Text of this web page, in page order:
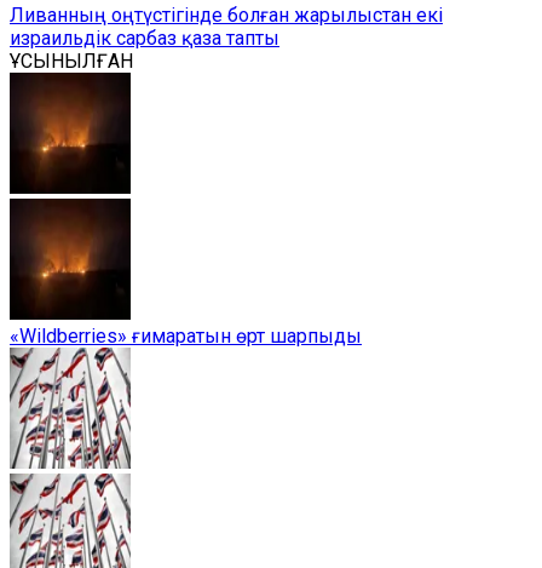
Ливанның оңтүстігінде болған жарылыстан екі
израильдік сарбаз қаза тапты
ҰСЫНЫЛҒАН
«Wildberries» ғимаратын өрт шарпыды